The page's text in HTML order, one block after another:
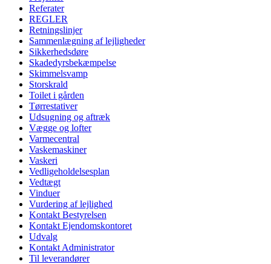
Referater
REGLER
Retningslinjer
Sammenlægning af lejligheder
Sikkerhedsdøre
Skadedyrsbekæmpelse
Skimmelsvamp
Storskrald
Toilet i gården
Tørrestativer
Udsugning og aftræk
Vægge og lofter
Varmecentral
Vaskemaskiner
Vaskeri
Vedligeholdelsesplan
Vedtægt
Vinduer
Vurdering af lejlighed
Kontakt Bestyrelsen
Kontakt Ejendomskontoret
Udvalg
Kontakt Administrator
Til leverandører